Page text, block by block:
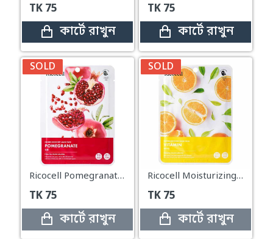
TK 75
কার্টে রাখুন
TK 75
কার্টে রাখুন
SOLD
Ricocell Pomegranate Extract Brightening & Moisturizing Mask – 23g
TK 75
কার্টে রাখুন
SOLD
Ricocell Moisturizing and Brightening Mask with Vitamin C – 23g
TK 75
কার্টে রাখুন